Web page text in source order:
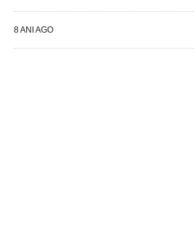
8 ANI AGO